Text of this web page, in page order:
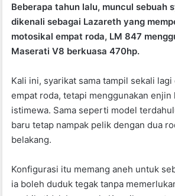
c
e
b
o
o
k
at
s
A
p
p
itt
er
Beberapa tahun lalu, muncul sebuah
dikenali sebagai Lazareth yang
motosikal empat roda, LM 847
Maserati V8 berkuasa 470hp.
Kali ini, syarikat sama tampil sekali
empat roda, tetapi menggunakan
istimewa. Sama seperti model
baru tetap nampak pelik dengan dua
belakang.
Konfigurasi itu memang aneh untuk
ia boleh duduk tegak tanpa